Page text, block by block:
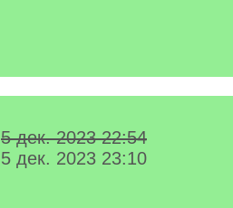
5 дек. 2023 22:54
5 дек. 2023 23:10